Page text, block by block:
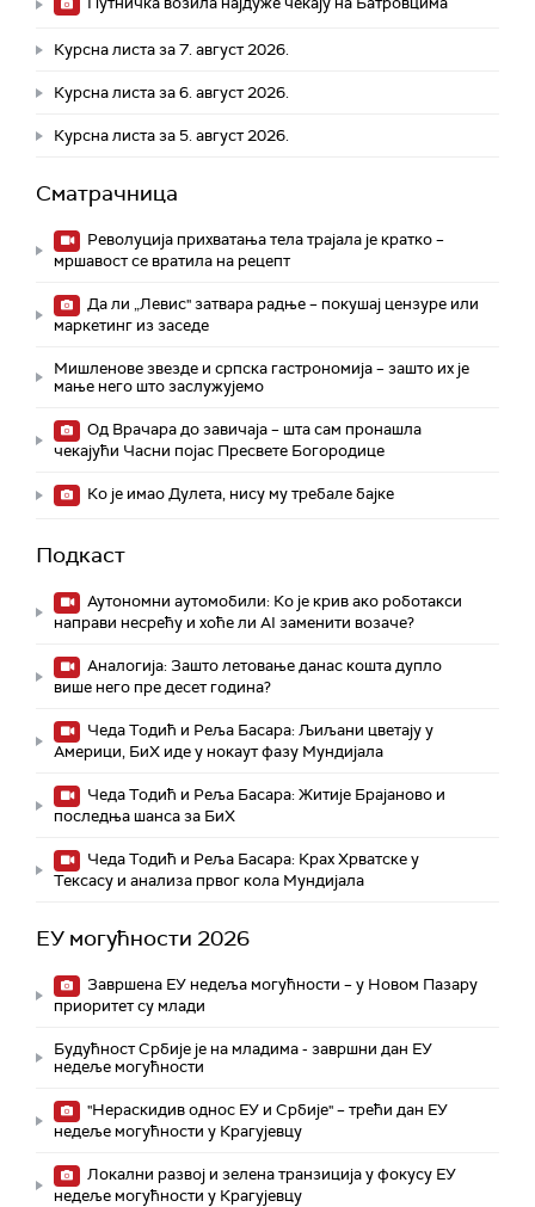
Курсна листа за 7. август 2026.
Курсна листа за 6. август 2026.
Курсна листа за 5. август 2026.
Сматрачница
Револуција прихватања тела трајала је кратко –
мршавост се вратила на рецепт
Да ли „Левис" затвара радње – покушај цензуре или
маркетинг из заседе
Мишленове звезде и српска гастрономија – зашто их је
мање него што заслужујемо
Од Врачара до завичаја – шта сам пронашла
чекајући Часни појас Пресвете Богородице
Ко је имао Дулета, нису му требале бајке
Подкаст
Аутономни аутомобили: Ко је крив ако роботакси
направи несрећу и хоће ли AI заменити возаче?
Аналогија: Зашто летовање данас кошта дупло
више него пре десет година?
Чеда Тодић и Реља Басара: Љиљани цветају у
Америци, БиХ иде у нокаут фазу Мундијала
Чеда Тодић и Реља Басара: Житије Брајаново и
последња шанса за БиХ
Чеда Тодић и Реља Басара: Крах Хрватске у
Тексасу и анализа првог кола Мундијала
ЕУ могућности 2026
Завршена ЕУ недеља могућности – у Новом Пазару
приоритет су млади
Будућност Србије је на младима - завршни дан ЕУ
недеље могућности
"Нераскидив однос ЕУ и Србије" – трећи дан ЕУ
недеље могућности у Крагујевцу
Локални развој и зелена транзиција у фокусу ЕУ
недеље могућности у Крагујевцу